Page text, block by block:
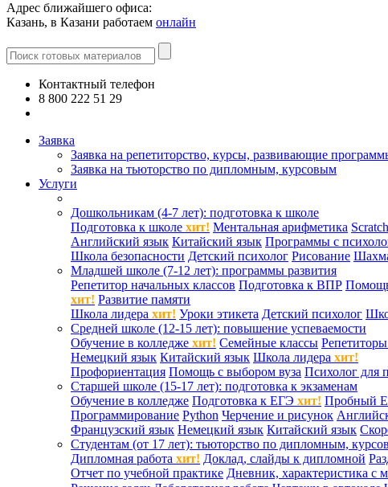
Адрес ближайшего офиса:
Казань, в Казани работаем онлайн
Контактный телефон
8 800 222 51 29
Заявка
Заявка на репетиторство, курсы, развивающие
Заявка на тьюторство по дипломным, курсовым
Услуги
Дошкольникам (4-7 лет): подготовка к школе
Подготовка к школе хит! Ментальная арифметика
Английский язык Китайский язык Программы с
Школа безопасности Детский психолог Рисование
Младшей школе (7-12 лет): программы развития
Репетитор начальных классов Подготовка к ВПР
хит! Развитие памяти
Школа лидера хит! Уроки этикета Детский психолог
Средней школе (12-15 лет): повышение успеваемости
Обучение в колледже хит! Семейные классы
Немецкий язык Китайский язык Школа лидера хит!
Профориентация Помощь с выбором вуза Психолог для
Старшей школе (15-17 лет): подготовка к экзаменам
Обучение в колледже Подготовка к ЕГЭ хит! Пробный
Программирование Python Черчение и рисунок
Французский язык Немецкий язык Китайский язык
Студентам (от 17 лет): тьюторство по дипломным,
Дипломная работа хит! Доклад, слайды к дипломной
Отчет по учебной практике Дневник, характеристика с